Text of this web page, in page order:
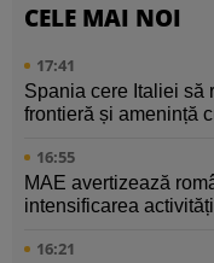
CELE MAI NOI
17:41
Spania cere Italiei să
frontieră și amenință
16:55
MAE avertizează
intensificarea
16:21